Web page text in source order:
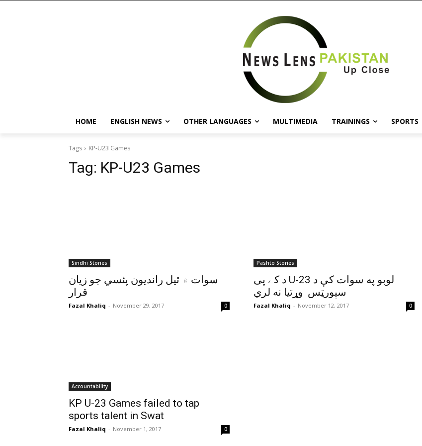
HOME ENGLISH NEWS OTHER LANGUAGES MULTIMEDIA TRAININGS SPORTS
Tags KP-U23 Games
Tag: KP-U23 Games
Sindhi Stories
سوات ۾ ٿيل رانديون پئسي جو زيان
قرار
Fazal Khaliq - November 29, 2017 0
Pashto Stories
د کے پی U-23 لوبو په سوات کې د
سپورټس وړتيا نه لري
Fazal Khaliq - November 12, 2017 0
Accountability
KP U-23 Games failed to tap
sports talent in Swat
Fazal Khaliq - November 1, 2017 0